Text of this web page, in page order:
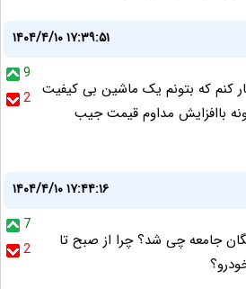
۱۴۰۴/۴/۱۰ ۱۷:۳۹:۵۱
9
2 کنم که بتونم یک ماشین بی کیفیت
باافزایش مداوم قیمت جیب
۱۴۰۴/۴/۱۰ ۱۷:۴۴:۱۶
7
2
جامعه چی شد؟ چرا از صبح تا